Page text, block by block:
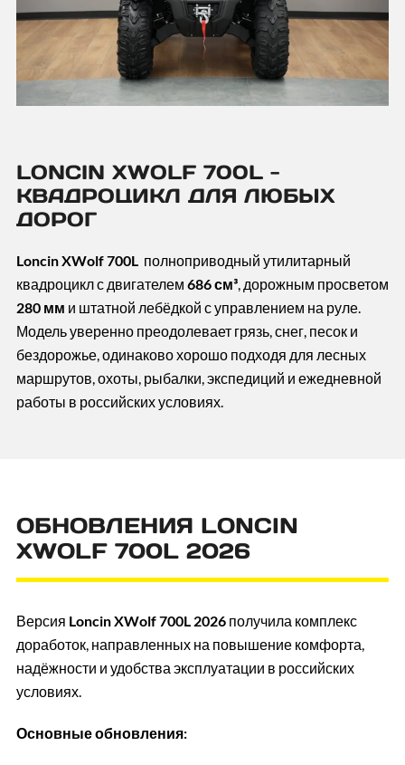
LONCIN XWOLF 700L -
КВАДРОЦИКЛ ДЛЯ ЛЮБЫХ
ДОРОГ
Loncin XWolf 700Lполноприводный утилитарный
квадроцикл с двигателем 686 см³, дорожным просветом
280 мм и штатной лебёдкой с управлением на руле.
Модель уверенно преодолевает грязь, снег, песок и
бездорожье, одинаково хорошо подходя для лесных
маршрутов, охоты, рыбалки, экспедиций и ежедневной
работы в российских условиях.
ОБНОВЛЕНИЯ LONCIN
XWOLF 700L 2026
Версия Loncin XWolf 700L 2026получила комплекс
доработок, направленных на повышение комфорта,
надёжности и удобства эксплуатации в российских
условиях.
Основные обновления: